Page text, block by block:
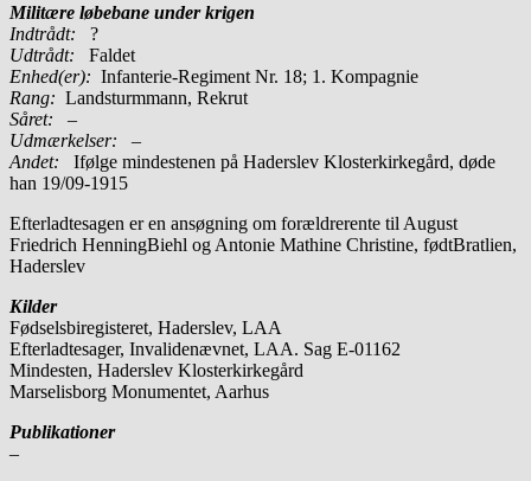
Militære løbebane under krigen
Indtrådt: ?
Udtrådt: Faldet
Enhed(er): Infanterie-Regiment Nr. 18; 1. Kompagnie
Rang: Landsturmmann, Rekrut
Såret: –
Udmærkelser: –
Andet: Ifølge mindestenen på Haderslev Klosterkirkegård, døde
han 19/09-1915
Efterladtesagen er en ansøgning om forældrerente til August
Friedrich HenningBiehl og Antonie Mathine Christine, fødtBratlien,
Haderslev
Kilder
Fødselsbiregisteret, Haderslev, LAA
Efterladtesager, Invalidenævnet, LAA. Sag E-01162
Mindesten, Haderslev Klosterkirkegård
Marselisborg Monumentet, Aarhus
Publikationer
–